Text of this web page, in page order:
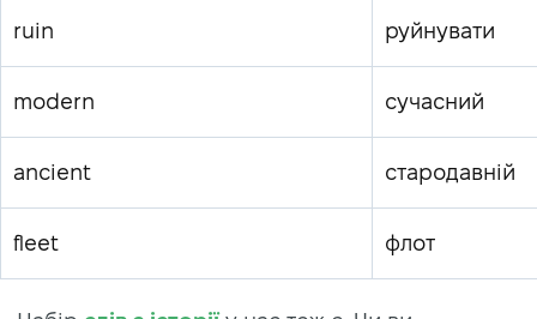
ruin руйнувати
modern сучасний
ancient стародавній
fleet флот